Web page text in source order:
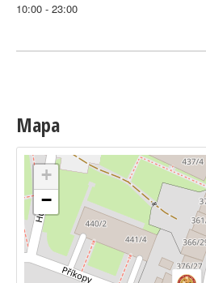
10:00 - 23:00
Mapa
+
−